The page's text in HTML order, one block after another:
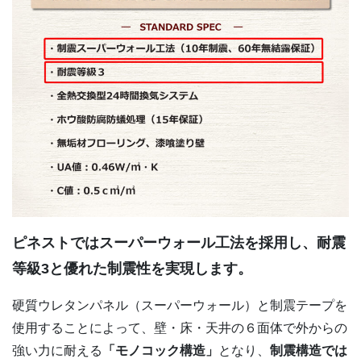
ピネストではスーパーウォール工法を採用し、耐震
等級3と優れた制震性を実現します。
硬質ウレタンパネル（スーパーウォール）と制震テープを
使用することによって、壁・床・天井の６面体で外からの
強い力に耐える
「モノコック構造」 となり、 制震構造では